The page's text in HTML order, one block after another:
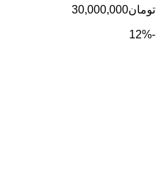
تومان30,000,000
-12%